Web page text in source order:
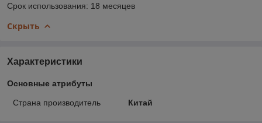
Срок использования: 18 месяцев
Скрыть
Характеристики
Основные атрибуты
Страна производитель Китай